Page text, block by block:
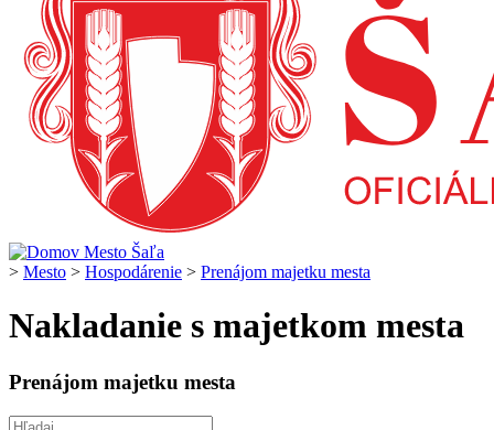
> Mesto > Hospodárenie > Prenájom majetku mesta
Nakladanie s majetkom mesta
Prenájom majetku mesta